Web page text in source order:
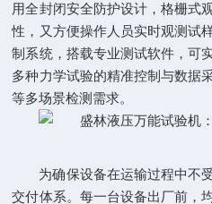
用全封闭安全防护设计，格栅式
性，又方便操作人员实时观测试
制系统，搭载专业测试软件，可
多种力学试验的精准控制与数据
等多场景检测需求。
为确保设备在运输过程中不
交付体系。每一台设备出厂前，